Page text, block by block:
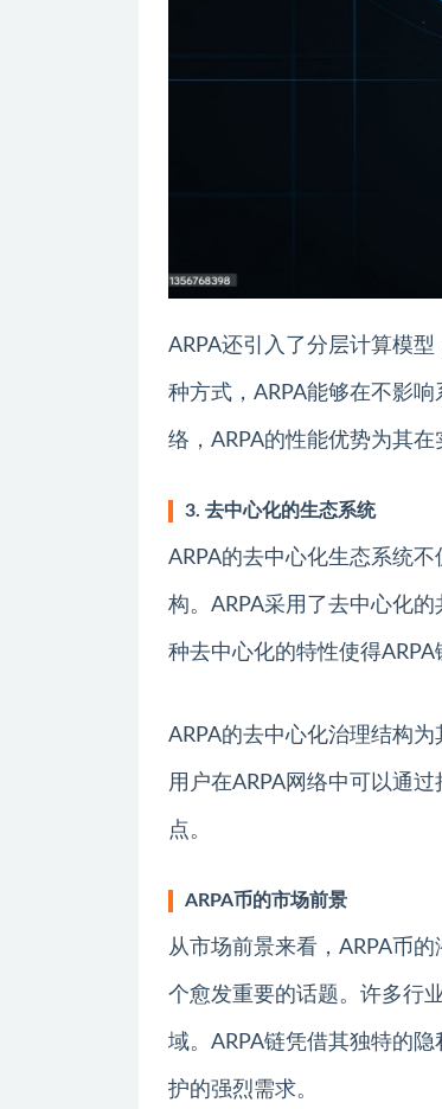
ARPA还引入了分层计算模
种方式，ARPA能够在不影
络，ARPA的性能优势为其
3. 去中心化的生态系统
ARPA的去中心化生态系统
构。ARPA采用了去中心化
种去中心化的特性使得
ARPA的去中心化治理结构
用户在ARPA网络中可以通
点。
ARPA币的市场前景
从市场前景来看，ARPA币
个愈发重要的话题。许多行
域。ARPA链凭借其独特的
护的强烈需求。